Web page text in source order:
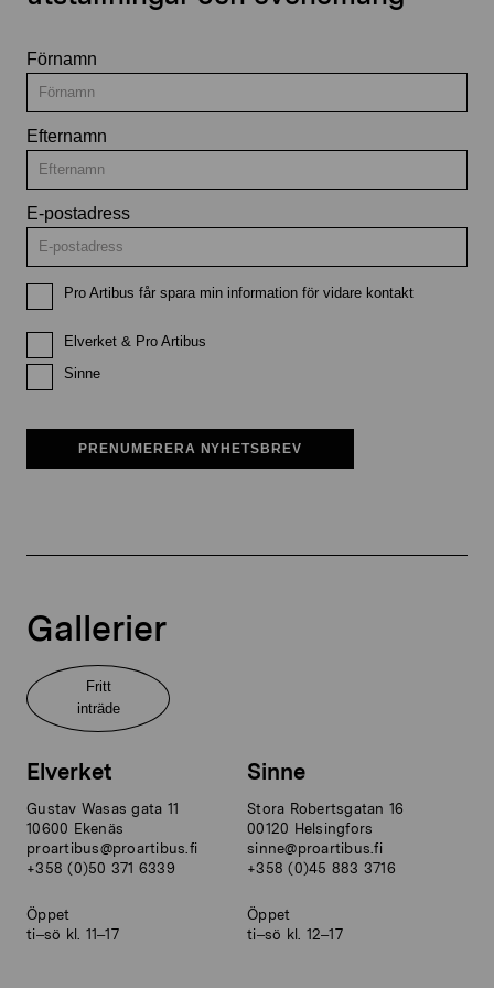
Förnamn
Efternamn
E-postadress
Pro Artibus får spara min information för vidare kontakt
Elverket & Pro Artibus
Sinne
PRENUMERERA NYHETSBREV
Gallerier
Fritt
inträde
Elverket
Gustav Wasas gata 11
10600 Ekenäs
proartibus@proartibus.fi
+358 (0)50 371 6339
Öppet
ti–sö kl. 11–17
Sinne
Stora Robertsgatan 16
00120 Helsingfors
sinne@proartibus.fi
+358 (0)45 883 3716
Öppet
ti–sö kl. 12–17